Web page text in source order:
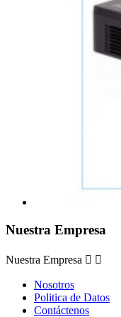
Nuestra Empresa
Nuestra Empresa  
Nosotros
Politica de Datos
Contáctenos